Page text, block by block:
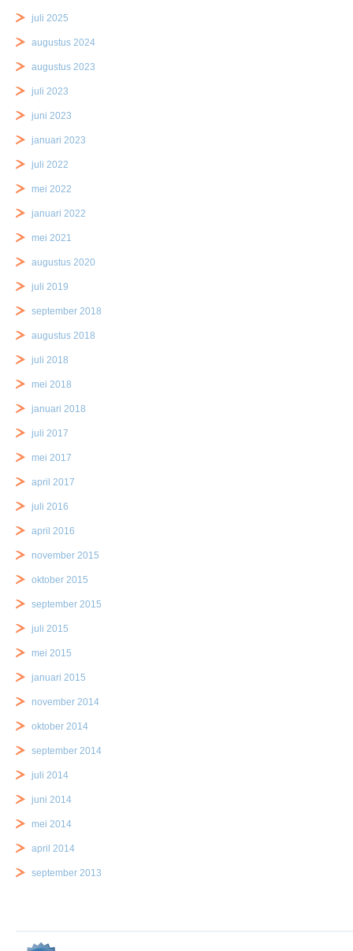
juli 2025
augustus 2024
augustus 2023
juli 2023
juni 2023
januari 2023
juli 2022
mei 2022
januari 2022
mei 2021
augustus 2020
juli 2019
september 2018
augustus 2018
juli 2018
mei 2018
januari 2018
juli 2017
mei 2017
april 2017
juli 2016
april 2016
november 2015
oktober 2015
september 2015
juli 2015
mei 2015
januari 2015
november 2014
oktober 2014
september 2014
juli 2014
juni 2014
mei 2014
april 2014
september 2013